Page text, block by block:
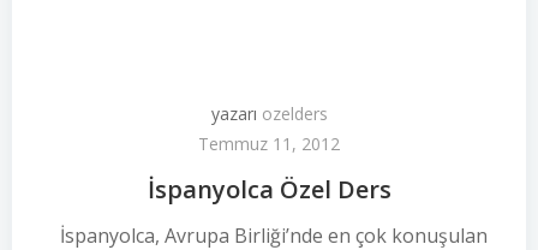
yazarı ozelders
Temmuz 11, 2012
İspanyolca Özel Ders
İspanyolca, Avrupa Birliği’nde en çok konuşulan